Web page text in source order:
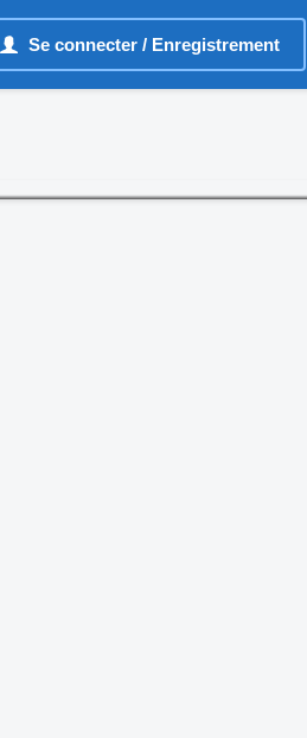
Se connecter / Enregistrement